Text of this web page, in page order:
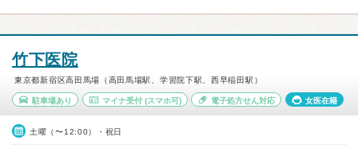
竹下医院
東京都新宿区高田馬場（高田馬場駅、学習院下駅、西早稲田駅）
駐車場あり マイナ受付(スマホ可) 電子処方せん対応 女医在籍
土曜（〜12:00）・祝日